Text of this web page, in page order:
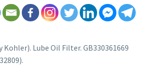
Lube Oil Filter. GB330361669